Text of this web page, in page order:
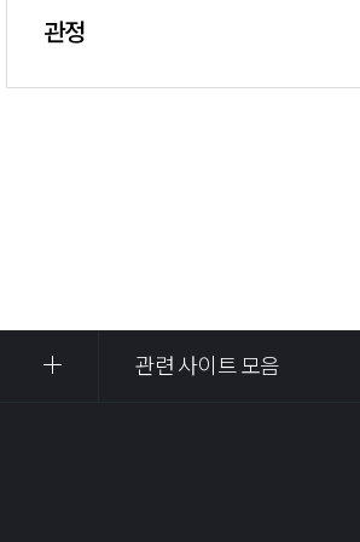
관정
관련 사이트 모음